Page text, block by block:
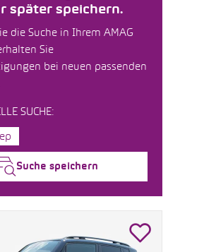
später speichern.
die Suche in Ihrem AMAG
Sie
bei neuen passenden
SUCHE:
Suche speichern